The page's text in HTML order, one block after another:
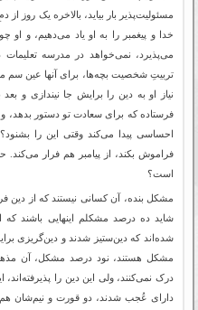
مسئولیت‌پذیر بار بیاید، بالاخره یک روز
خدا و پیغمبر را به او یاد می‌دهیم، و او
می‌پذیرد، نمی‌خواهد در مدرسه تعلیمات
تربیتِ شخصیت بچه‌ها، برای آنها عین سم
نیاز او به دین را برایش جا نیندازی و
فرستاده که برای سعادت تو دستور
احساسی پیدا می‌کند وقتی این را
فراموش بکند، از پیامبر هم فرار می‌کند.
است؟
مشکل بنده، آن کسانی نیستند که از دین
شاید ده درصد مشکلم اینهایی باشند که
شده‌اند که دین‌ستیز شدند و دین‌گریزی
مشکل هستند، نود درصد مشکل، آن
درک نمی‌کنند، ولی این دین را پذیرفته‌اند،
دارای عُجب شدند، دو قورت و نیم‌شان هم